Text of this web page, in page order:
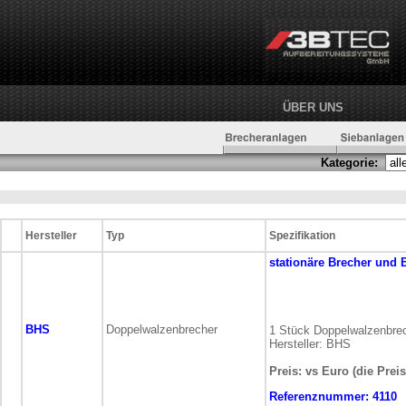
ÜBER UNS
Kategorie:
Hersteller Typ Spezifikation
BHS Doppelwalzenbrecher
stationäre Brecher und
1 Stück
Hersteller: BHS
Preis: vs Euro (die
Referenznummer: 4110